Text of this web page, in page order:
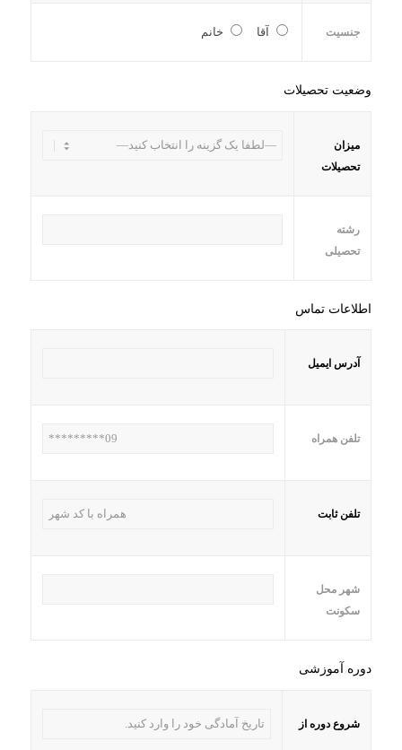
جنسیت آقا خانم
وضعیت تحصیلات
میزان
تحصیلات
رشته
تحصیلی
اطلاعات تماس
آدرس ایمیل
تلفن همراه
تلفن ثابت
شهر محل
سکونت
دوره آموزشی
شروع دوره از